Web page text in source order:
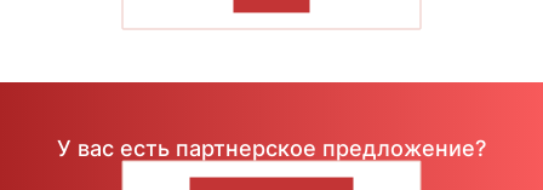
У вас есть партнерское предложение?